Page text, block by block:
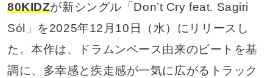
80KIDZが新シングル「Don’t Cry feat. Sagiri
Sól」を2025年12月10日（水）にリリースし
た。本作は、ドラムンベース由来のビートを基
調に、多幸感と疾走感が一気に広がるトラック